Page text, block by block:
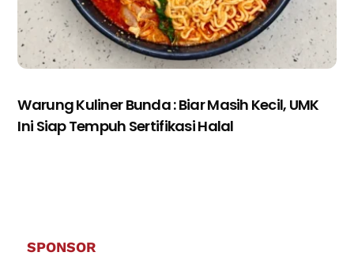
Warung Kuliner Bunda : Biar Masih Kecil, UMK
Ini Siap Tempuh Sertifikasi Halal
SPONSOR